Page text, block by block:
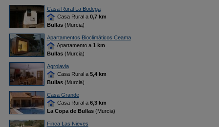
Casa Rural La Bodega
Casa Rural a 0,7 km
Bullas(Murcia)
Apartamentos Bioclimáticos Ceama
Apartamento a 1 km
Bullas(Murcia)
Agrolavia
Casa Rural a 5,4 km
Bullas(Murcia)
Casa Grande
Casa Rural a 6,3 km
La Copa de Bullas(Murcia)
Finca Las Nieves